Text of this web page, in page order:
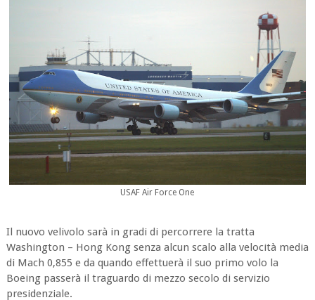
USAF Air Force One
Il nuovo velivolo sarà in gradi di percorrere la tratta
Washington – Hong Kong senza alcun scalo alla velocità media
di Mach 0,855 e da quando effettuerà il suo primo volo la
Boeing passerà il traguardo di mezzo secolo di servizio
presidenziale.